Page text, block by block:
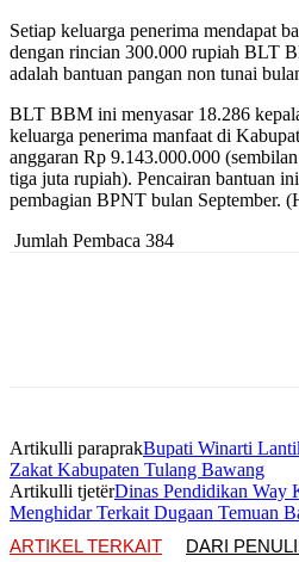
Setiap keluarga penerima mendapat
dengan rincian 300.000 rupiah BLT
adalah bantuan pangan non tunai
BLT BBM ini menyasar 18.286
keluarga penerima manfaat di
anggaran Rp 9.143.000.000
tiga juta rupiah). Pencairan bantuan
pembagian BPNT bulan September.
Jumlah Pembaca 384
Artikulli paraprakBupati Winarti
Zakat Kabupaten Tulang Bawang
Artikulli tjetërDinas Pendidikan Way
Menghidar Terkait Dugaan Temuan
ARTIKEL TERKAIT
DARI